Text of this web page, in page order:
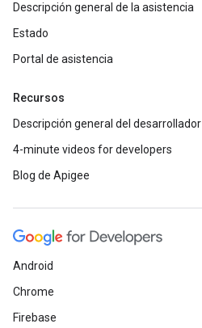
Descripción general de la asistencia
Estado
Portal de asistencia
Recursos
Descripción general del desarrollador
4-minute videos for developers
Blog de Apigee
Android
Chrome
Firebase